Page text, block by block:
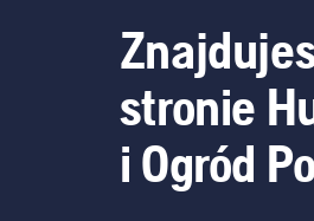
stronie
i Ogród